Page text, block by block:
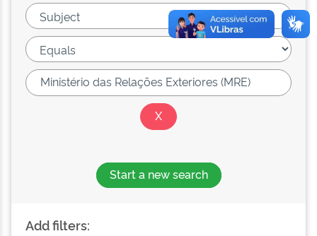
Start a new search
Add filters: